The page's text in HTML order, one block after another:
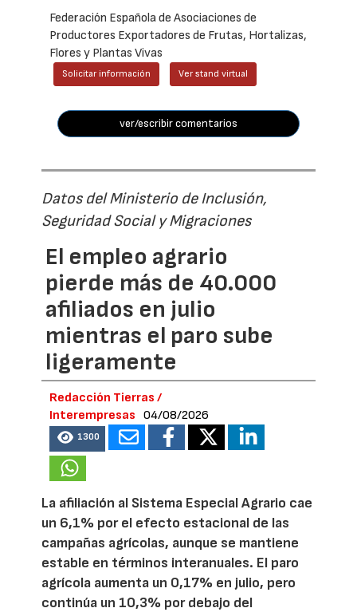
Federación Española de Asociaciones de
Productores Exportadores de Frutas, Hortalizas,
Flores y Plantas Vivas
Solicitar información Ver stand virtual
ver/escribir comentarios
Datos del Ministerio de Inclusión,
Seguridad Social y Migraciones
El empleo agrario
pierde más de 40.000
afiliados en julio
mientras el paro sube
ligeramente
Redacción Tierras /
Interempresas
04/08/2026
1300
La afiliación al Sistema Especial Agrario cae
un 6,1% por el efecto estacional de las
campañas agrícolas, aunque se mantiene
estable en términos interanuales. El paro
agrícola aumenta un 0,17% en julio, pero
continúa un 10,3% por debajo del